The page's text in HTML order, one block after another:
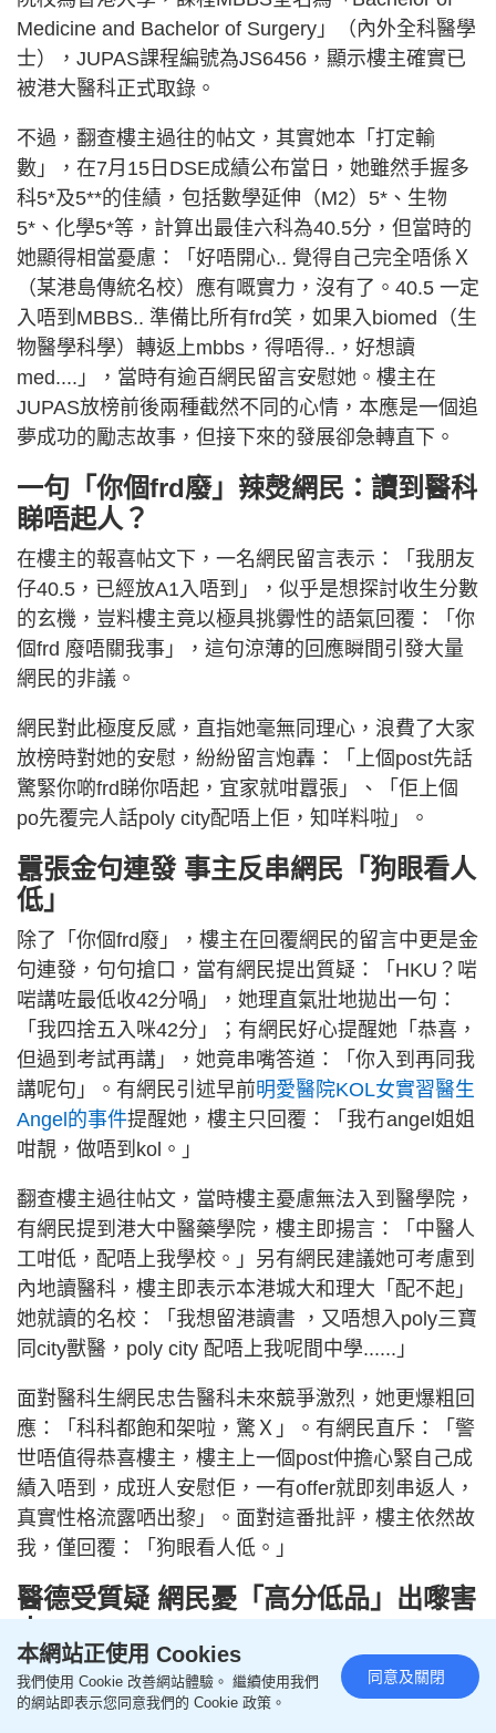
Medicine and Bachelor of Surgery」（內外全科醫學
士），JUPAS課程編號為JS6456，顯示樓主確實已
被港大醫科正式取錄。
不過，翻查樓主過往的帖文，其實她本「打定輸
數」，在7月15日DSE成績公布當日，她雖然手握多
科5*及5**的佳績，包括數學延伸（M2）5*、生物
5*、化學5*等，計算出最佳六科為40.5分，但當時的
她顯得相當憂慮：「好唔開心.. 覺得自己完全唔係Ｘ
（某港島傳統名校）應有嘅實力，沒有了。40.5 一定
入唔到MBBS.. 準備比所有frd笑，如果入biomed（生
物醫學科學）轉返上mbbs，得唔得..，好想讀
med....」，當時有逾百網民留言安慰她。樓主在
JUPAS放榜前後兩種截然不同的心情，本應是一個追
夢成功的勵志故事，但接下來的發展卻急轉直下。
一句「你個frd廢」辣㷫網民：讀到醫科
睇唔起人？
在樓主的報喜帖文下，一名網民留言表示：「我朋友
仔40.5，已經放A1入唔到」，似乎是想探討收生分數
的玄機，豈料樓主竟以極具挑釁性的語氣回覆：「你
個frd 廢唔關我事」，這句涼薄的回應瞬間引發大量
網民的非議。
網民對此極度反感，直指她毫無同理心，浪費了大家
放榜時對她的安慰，紛紛留言炮轟：「上個post先話
驚緊你啲frd睇你唔起，宜家就咁囂張」、「佢上個
po先覆完人話poly city配唔上佢，知咩料啦」。
囂張金句連發 事主反串網民「狗眼看人
低」
除了「你個frd廢」，樓主在回覆網民的留言中更是金
句連發，句句搶口，當有網民提出質疑：「HKU？啱
啱講咗最低收42分喎」，她理直氣壯地拋出一句：
「我四捨五入咪42分」；有網民好心提醒她「恭喜，
但過到考試再講」，她竟串嘴答道：「你入到再同我
講呢句」。有網民引述早前明愛醫院KOL女實習醫生
Angel的事件提醒她，樓主只回覆：「我冇angel姐姐
咁靚，做唔到kol。」
翻查樓主過往帖文，當時樓主憂慮無法入到醫學院，
有網民提到港大中醫藥學院，樓主即揚言：「中醫人
工咁低，配唔上我學校。」另有網民建議她可考慮到
內地讀醫科，樓主即表示本港城大和理大「配不起」
她就讀的名校：「我想留港讀書 ，又唔想入poly三寶
同city獸醫，poly city 配唔上我呢間中學......」
面對醫科生網民忠告醫科未來競爭激烈，她更爆粗回
應：「科科都飽和架啦，驚Ｘ」。有網民直斥：「警
世唔值得恭喜樓主，樓主上一個post仲擔心緊自己成
績入唔到，成班人安慰佢，一有offer就即刻串返人，
真實性格流露哂出黎」。面對這番批評，樓主依然故
我，僅回覆：「狗眼看人低。」
醫德受質疑 網民憂「高分低品」出嚟害
樓主的態度，令大批網民將焦點轉移至她未來作為醫
生的品德問題，擔憂這類「高分低品」的學生將來會
本網站正使用 Cookies
我們使用 Cookie 改善網站體驗。 繼續使用我們
的網站即表示您同意我們的 Cookie 政策。
同意及關閉